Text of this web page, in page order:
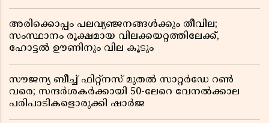
അരിക്കൊപ്പം പലവ്യഞ്ജനങ്ങൾക്കും തീവില;
സംസ്ഥാനം രൂക്ഷമായ വിലക്കയറ്റത്തിലേക്ക്,
ഹോട്ടൽ ഊണിനും വില കൂടും
സൗജന്യ ബീച്ച് ഫിറ്റ്നസ് മുതൽ സാറ്റർഡേ റൺ
വരെ; സന്ദർശകർക്കായി 50-ലേറെ വേനൽക്കാല
പരിപാടികളൊരുക്കി ഷാർജ